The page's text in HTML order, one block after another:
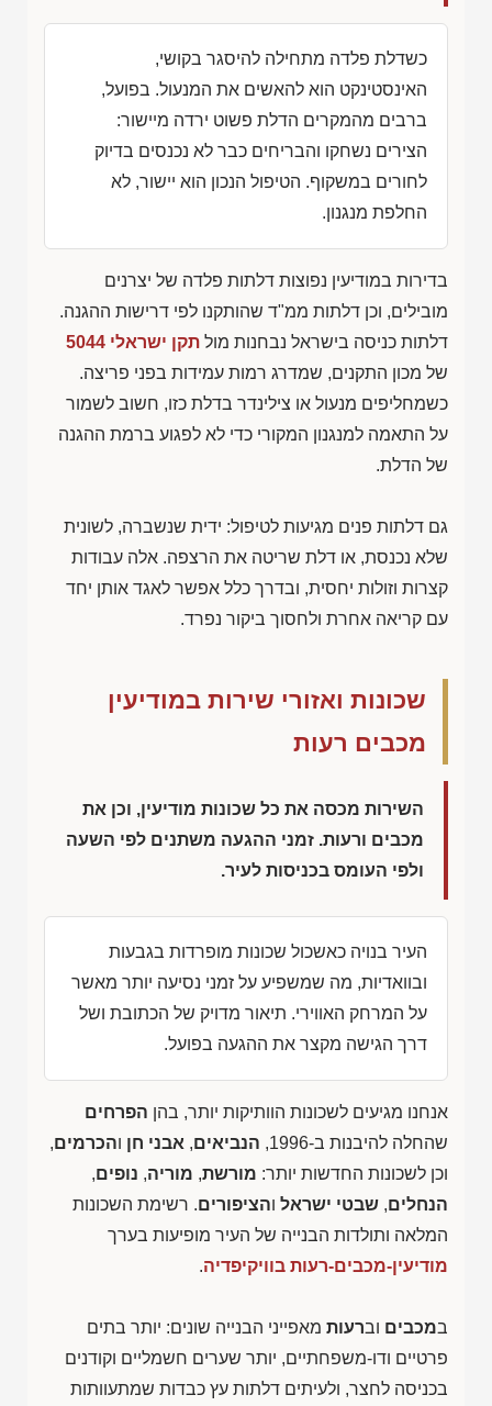
כשדלת פלדה מתחילה להיסגר בקושי,
האינסטינקט הוא להאשים את המנעול. בפועל,
ברבים מהמקרים הדלת פשוט ירדה מיישור:
הצירים נשחקו והבריחים כבר לא נכנסים בדיוק
לחורים במשקוף. הטיפול הנכון הוא יישור, לא
החלפת מנגנון.
בדירות במודיעין נפוצות דלתות פלדה של יצרנים
מובילים, וכן דלתות ממ"ד שהותקנו לפי דרישות ההגנה.
דלתות כניסה בישראל נבחנות מול תקן ישראלי 5044
של מכון התקנים, שמדרג רמות עמידות בפני פריצה.
כשמחליפים מנעול או צילינדר בדלת כזו, חשוב לשמור
על התאמה למנגנון המקורי כדי לא לפגוע ברמת ההגנה
של הדלת.
גם דלתות פנים מגיעות לטיפול: ידית שנשברה, לשונית
שלא נכנסת, או דלת שריטה את הרצפה. אלה עבודות
קצרות וזולות יחסית, ובדרך כלל אפשר לאגד אותן יחד
עם קריאה אחרת ולחסוך ביקור נפרד.
שכונות ואזורי שירות במודיעין
מכבים רעות
השירות מכסה את כל שכונות מודיעין, וכן את
מכבים ורעות. זמני ההגעה משתנים לפי השעה
ולפי העומס בכניסות לעיר.
העיר בנויה כאשכול שכונות מופרדות בגבעות
ובוואדיות, מה שמשפיע על זמני נסיעה יותר מאשר
על המרחק האווירי. תיאור מדויק של הכתובת ושל
דרך הגישה מקצר את ההגעה בפועל.
אנחנו מגיעים לשכונות הוותיקות יותר, בהן הפרחים
שהחלה להיבנות ב-1996,
הנביאים, אבני חן והכרמים,
וכן לשכונות החדשות יותר: מורשת, מוריה, נופים,
הנחלים, שבטי ישראל והציפורים. רשימת השכונות
המלאה ותולדות הבנייה של העיר מופיעות בערך
מודיעין-מכבים-רעות בוויקיפדיה.
במכבים וברעות מאפייני הבנייה שונים: יותר בתים
פרטיים ודו-משפחתיים, יותר שערים חשמליים וקודנים
בכניסה לחצר, ולעיתים דלתות עץ כבדות שמתעוותות